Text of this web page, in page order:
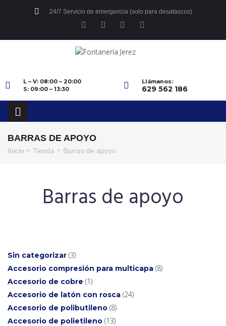
24/7 Servicio de emergencia (solo para desatascos)
L – V: 08:00 – 20:00
S: 09:00 – 13:30
Llámanos:
629 562 186
BARRAS DE APOYO
Inicio > Tienda > Barras de apoyo
Barras de apoyo
Sin categorizar 3
Accesorio compresión para multicapa 8
Accesorio de cobre 1
Accesorio de latón con rosca 24
Accesorio de polibutileno 8
Accesorio de polietileno 13